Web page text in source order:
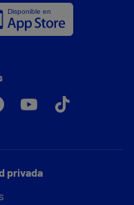
privada